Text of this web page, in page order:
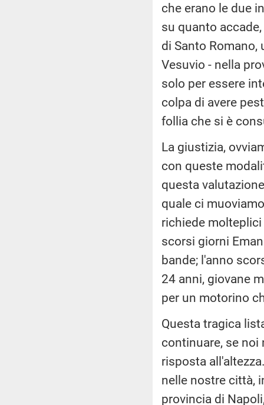
che erano le due
su quanto
di Santo Romano,
Vesuvio - nella
solo per essere
colpa di avere
follia che si è
La giustizia,
con queste
questa
quale ci
richiede
scorsi giorni
bande; l'anno
24 anni, giovane
per un motorino
Questa tragica
continuare, se noi
risposta
nelle nostre città,
provincia di